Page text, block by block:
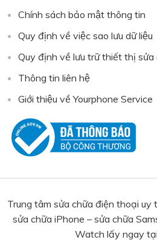
Chính sách bảo mật thông tin
Quy định về việc sao lưu dữ liệu
Quy định về lưu trữ thiết thị sửa
Thông tin liên hệ
Giới thiệu về Yourphone Service
Trung tâm sửa chữa điện thoại uy
sửa chữa iPhone – sửa chữa
Watch lấy ngay